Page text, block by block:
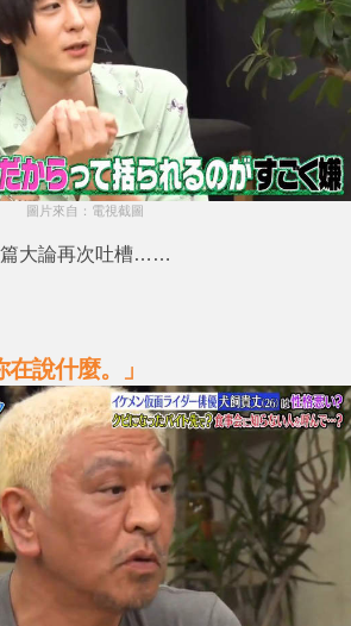
圖片來自：電視截圖
篇大論再次吐槽……
在說什麼。」